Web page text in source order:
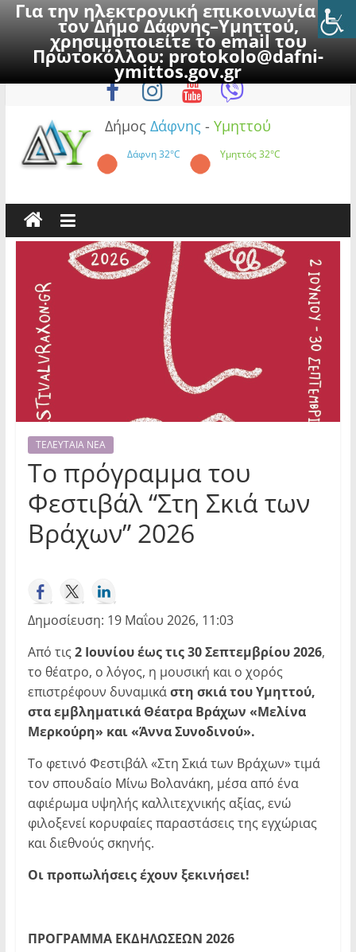
Για την ηλεκτρονική επικοινωνία με
τον Δήμο Δάφνης–Υμηττού,
χρησιμοποιείτε το email του
Πρωτοκόλλου:protokolo@dafni-
ymittos.gov.gr
to
Παρασκευή, 7 Αυγούστου 2026
Δήμος Δάφνης - Υμηττού
Δάφνη32°C Υμηττός32°C
ΤΕΛΕΥΤΑΙΑ ΝΕΑ
Το πρόγραμμα του
Φεστιβάλ “Στη Σκιά των
Βράχων” 2026
Δημοσίευση: 19 Μαΐου 2026, 11:03
Από τις 2Ιουνίου έως τις 30 Σεπτεμβρίου 2026,
το θέατρο, ο λόγος, η μουσική και ο χορός
επιστρέφουν δυναμικάστη σκιά του Υμηττού,
στα εμβληματικά Θέατρα Βράχων «Μελίνα
Μερκούρη» και «Άννα Συνοδινού».
Το φετινό Φεστιβάλ «Στη Σκιά των Βράχων» τιμά
τον σπουδαίο Μίνω Βολανάκη, μέσα από ένα
αφιέρωμα υψηλής καλλιτεχνικής αξίας, ενώ
φιλοξενεί κορυφαίες παραστάσεις της εγχώριας
και διεθνούς σκηνής.
Οι προπωλήσεις έχουν ξεκινήσει!
ΠΡΟΓΡΑΜΜΑ ΕΚΔΗΛΩΣΕΩΝ 2026